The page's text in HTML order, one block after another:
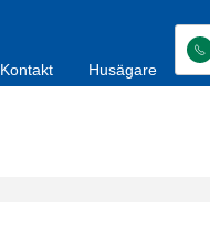
Kontakt Husägare